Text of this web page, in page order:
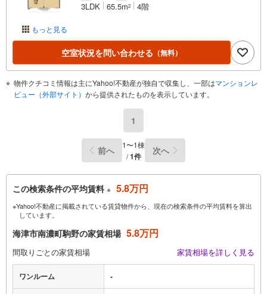
もっと見る
3LDK 65.5m2 4階
空室状況を問い合わせる （無料）
物件クチコミ情報は主にYahoo!不動産が独自で収集し、一部はマンションレ
ビュー（外部サイト） から提供されたものを表示しています。
1
前へ
1〜1棟
/1件 次へ
この検索条件の平均賃料 ※ 5.8万円
※Yahoo!不動産に掲載されている賃貸物件から、現在の検索条件の平均賃料を算出
しています。
海津市南濃町駒野の家賃相場 5.8万円
間取りごとの家賃相場 家賃相場を詳しく見る
ワンルーム -